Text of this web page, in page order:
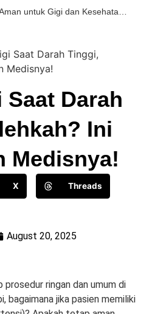
Saat Darah Tinggi,
Medisnya!
Darah
Ini
Medisnya!
X Threads
August 20, 2025
prosedur ringan dan umum di
bagaimana jika pasien memiliki